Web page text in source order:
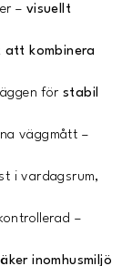
– visuellt
att kombinera
förstabil
väggmått –
i vardagsrum,
–
inomhusmiljö